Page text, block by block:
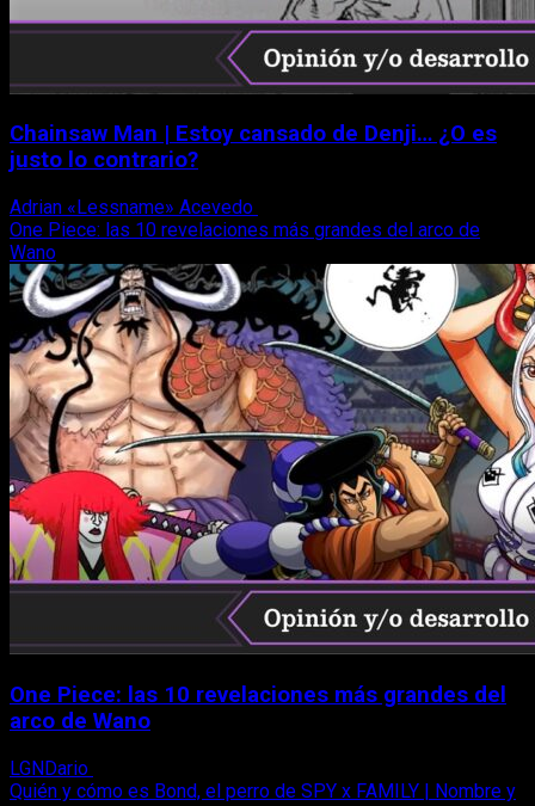
Chainsaw Man | Estoy cansado de Denji… ¿O es
justo lo contrario?
Adrian «Lessname» Acevedo
One Piece: las 10 revelaciones más grandes del arco de
Wano
One Piece: las 10 revelaciones más grandes del
arco de Wano
LGNDario
Quién y cómo es Bond, el perro de SPY x FAMILY | Nombre y